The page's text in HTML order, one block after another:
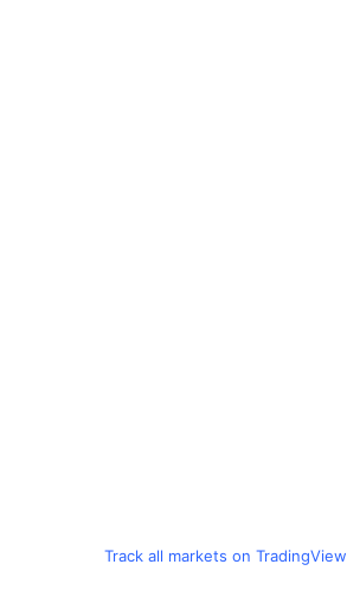
Track all markets on TradingView